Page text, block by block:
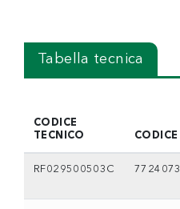
Tabella tecnica
CODICE
TECNICO
CODICE
RF029500503C 7724073